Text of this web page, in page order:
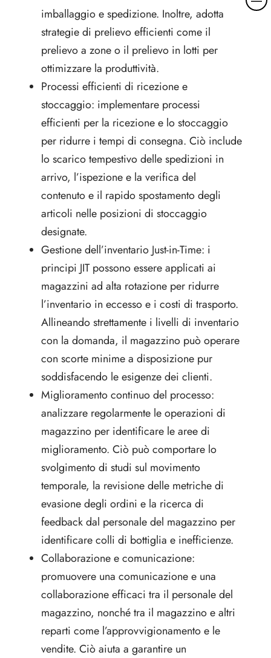
a
imballaggio e spedizione. Inoltre, adotta
strategie di prelievo efficienti come il
prelievo a zone o il prelievo in lotti per
ottimizzare la produttività.
Processi efficienti di ricezione e
stoccaggio: implementare processi
efficienti per la ricezione e lo stoccaggio
per ridurre i tempi di consegna. Ciò include
lo scarico tempestivo delle spedizioni in
arrivo, l’ispezione e la verifica del
contenuto e il rapido spostamento degli
articoli nelle posizioni di stoccaggio
designate.
Gestione dell’inventario Just-in-Time: i
principi JIT possono essere applicati ai
magazzini ad alta rotazione per ridurre
l’inventario in eccesso e i costi di trasporto.
Allineando strettamente i livelli di inventario
con la domanda, il magazzino può operare
con scorte minime a disposizione pur
soddisfacendo le esigenze dei clienti.
Miglioramento continuo del processo:
analizzare regolarmente le operazioni di
magazzino per identificare le aree di
miglioramento. Ciò può comportare lo
svolgimento di studi sul movimento
temporale, la revisione delle metriche di
evasione degli ordini e la ricerca di
feedback dal personale del magazzino per
identificare colli di bottiglia e inefficienze.
Collaborazione e comunicazione:
promuovere una comunicazione e una
collaborazione efficaci tra il personale del
magazzino, nonché tra il magazzino e altri
reparti come l’approvvigionamento e le
vendite. Ciò aiuta a garantire un